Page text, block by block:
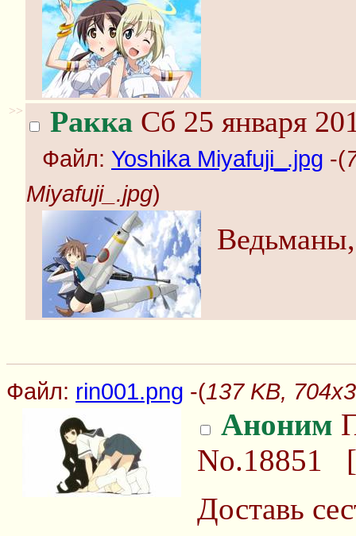
>> Ракка Сб 25 января
Файл: Yoshika Miyafuji_.jpg -(
Miyafuji_.jpg)
Файл: rin001.png -(137 KB,
Аноним
No.18851 [
Доставь